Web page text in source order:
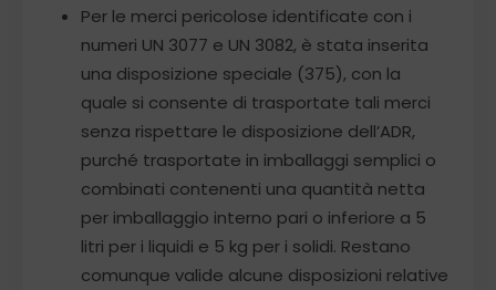
Per le merci pericolose identificate con i
numeri UN 3077 e UN 3082, è stata inserita
una disposizione speciale (375), con la
quale si consente di trasportate tali merci
senza rispettare le disposizione dell’ADR,
purché trasportate in imballaggi semplici o
combinati contenenti una quantità netta
per imballaggio interno pari o inferiore a 5
litri per i liquidi e 5 kg per i solidi. Restano
comunque valide alcune disposizioni relative